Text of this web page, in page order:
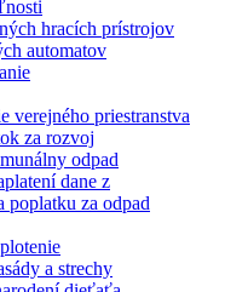
hracích prístrojov
automatov
verejného priestranstva
za rozvoj
odpad
dane z
poplatku za odpad
a strechy